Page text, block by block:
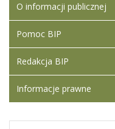
O informacji publicznej
Pomoc BIP
Redakcja BIP
Informacje prawne